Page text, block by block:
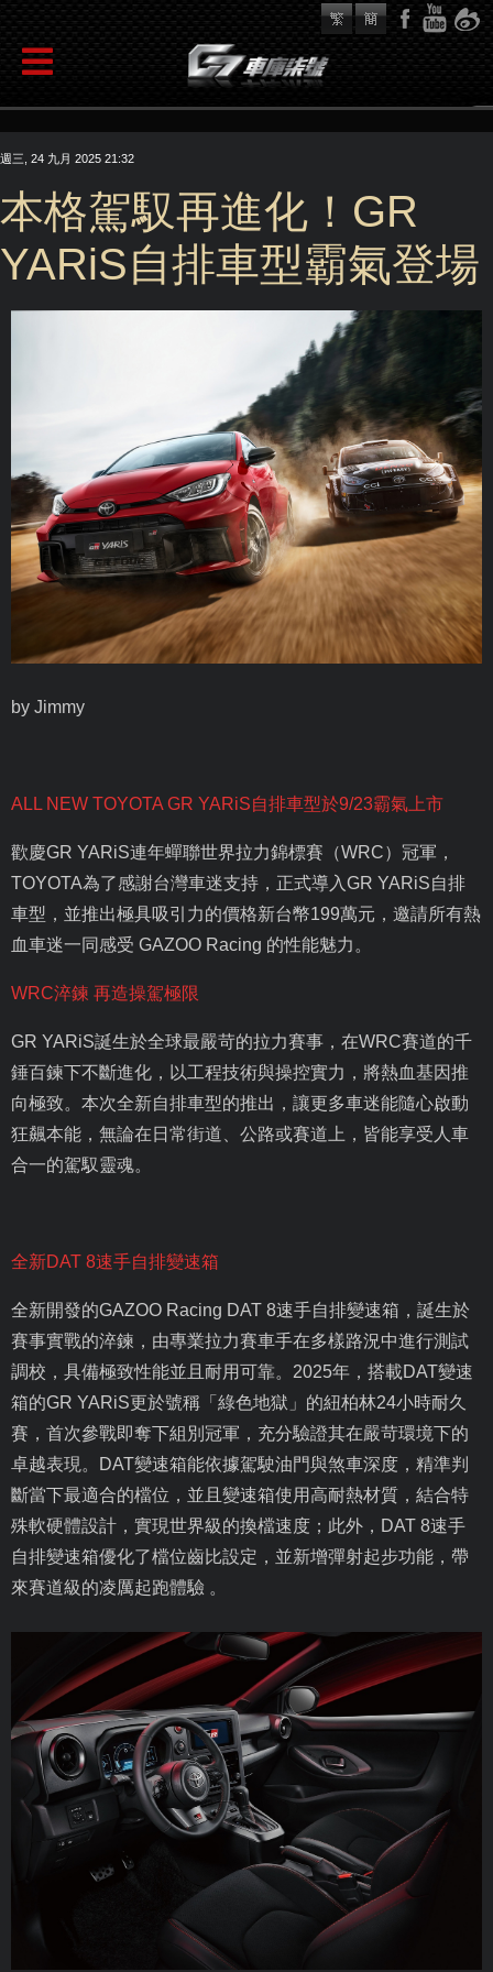
週三, 24 九月 2025 21:32
本格駕馭再進化！GR
YARiS自排車型霸氣登場
by Jimmy
ALL NEW TOYOTA GR YARiS自排車型於9/23霸氣上市
歡慶GR YARiS連年蟬聯世界拉力錦標賽（WRC）冠軍，
TOYOTA為了感謝台灣車迷支持，正式導入GR YARiS自排
車型，並推出極具吸引力的價格新台幣199萬元，邀請所有熱
血車迷一同感受 GAZOO Racing 的性能魅力。
WRC淬鍊 再造操駕極限
GR YARiS誕生於全球最嚴苛的拉力賽事，在WRC賽道的千
錘百鍊下不斷進化，以工程技術與操控實力，將熱血基因推
向極致。本次全新自排車型的推出，讓更多車迷能隨心啟動
狂飆本能，無論在日常街道、公路或賽道上，皆能享受人車
合一的駕馭靈魂。
全新DAT 8速手自排變速箱
全新開發的GAZOO Racing DAT 8速手自排變速箱，誕生於
賽事實戰的淬鍊，由專業拉力賽車手在多樣路況中進行測試
調校，具備極致性能並且耐用可靠。 2025年，搭載DAT變速
箱的GR YARiS更於號稱「綠色地獄」的紐柏林24小時耐久
賽，首次參戰即奪下組別冠軍，充分驗證其在嚴苛環境下的
卓越表現。
DAT變速箱能依據駕駛油門與煞車深度，精準判
斷當下最適合的檔位，並且變速箱使用高耐熱材質，結合特
殊軟硬體設計，實現世界級的換檔速度；此外， DAT 8速手
自排變速箱優化了檔位齒比設定，並新增彈射起步功能，帶
來賽道級的凌厲起跑體驗 。